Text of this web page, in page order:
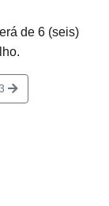
de 6 (seis)